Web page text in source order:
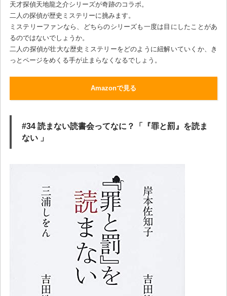
天才探偵天地龍之介シリーズが奇跡のコラボ。
二人の探偵が歴史ミステリーに挑みます。
ミステリーファンなら、どちらのシリーズも一度は目にしたことがあ
るのではないでしょうか。
二人の探偵が壮大な歴史ミステリーをどのように紐解いていくか、き
っとページをめくる手が止まらなくなるでしょう。
Amazonで見る
#34 読まない読書会ってなに？「『罪と罰』を読ま
ない 」